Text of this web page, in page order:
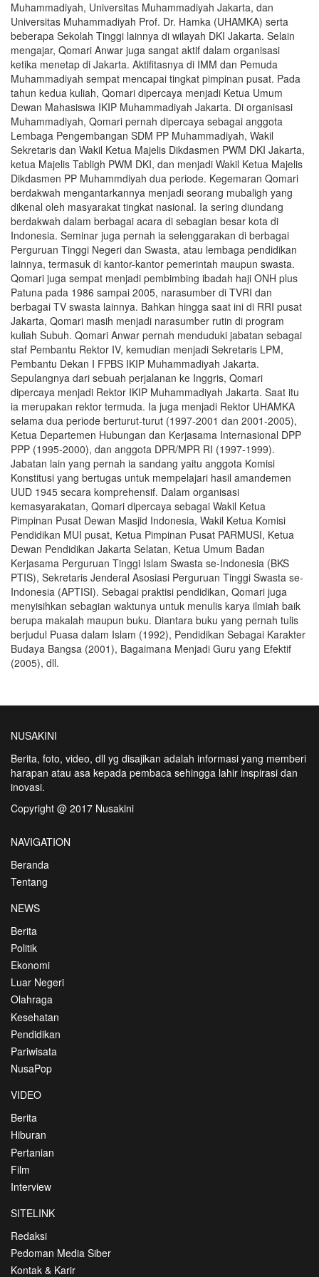
Muhammadiyah, Universitas Muhammadiyah Jakarta, dan
Universitas Muhammadiyah Prof. Dr. Hamka (UHAMKA) serta
beberapa Sekolah Tinggi lainnya di wilayah DKI Jakarta. Selain
mengajar, Qomari Anwar juga sangat aktif dalam organisasi
ketika menetap di Jakarta. Aktifitasnya di IMM dan Pemuda
Muhammadiyah sempat mencapai tingkat pimpinan pusat. Pada
tahun kedua kuliah, Qomari dipercaya menjadi Ketua Umum
Dewan Mahasiswa IKIP Muhammadiyah Jakarta. Di organisasi
Muhammadiyah, Qomari pernah dipercaya sebagai anggota
Lembaga Pengembangan SDM PP Muhammadiyah, Wakil
Sekretaris dan Wakil Ketua Majelis Dikdasmen PWM DKI Jakarta,
ketua Majelis Tabligh PWM DKI, dan menjadi Wakil Ketua Majelis
Dikdasmen PP Muhammdiyah dua periode. Kegemaran Qomari
berdakwah mengantarkannya menjadi seorang mubaligh yang
dikenal oleh masyarakat tingkat nasional. Ia sering diundang
berdakwah dalam berbagai acara di sebagian besar kota di
Indonesia. Seminar juga pernah ia selenggarakan di berbagai
Perguruan Tinggi Negeri dan Swasta, atau lembaga pendidikan
lainnya, termasuk di kantor-kantor pemerintah maupun swasta.
Qomari juga sempat menjadi pembimbing ibadah haji ONH plus
Patuna pada 1986 sampai 2005, narasumber di TVRI dan
berbagai TV swasta lainnya. Bahkan hingga saat ini di RRI pusat
Jakarta, Qomari masih menjadi narasumber rutin di program
kuliah Subuh. Qomari Anwar pernah menduduki jabatan sebagai
staf Pembantu Rektor IV, kemudian menjadi Sekretaris LPM,
Pembantu Dekan I FPBS IKIP Muhammadiyah Jakarta.
Sepulangnya dari sebuah perjalanan ke Inggris, Qomari
dipercaya menjadi Rektor IKIP Muhammadiyah Jakarta. Saat itu
ia merupakan rektor termuda. Ia juga menjadi Rektor UHAMKA
selama dua periode berturut-turut (1997-2001 dan 2001-2005),
Ketua Departemen Hubungan dan Kerjasama Internasional DPP
PPP (1995-2000), dan anggota DPR/MPR RI (1997-1999).
Jabatan lain yang pernah ia sandang yaitu anggota Komisi
Konstitusi yang bertugas untuk mempelajari hasil amandemen
UUD 1945 secara komprehensif. Dalam organisasi
kemasyarakatan, Qomari dipercaya sebagai Wakil Ketua
Pimpinan Pusat Dewan Masjid Indonesia, Wakil Ketua Komisi
Pendidikan MUI pusat, Ketua Pimpinan Pusat PARMUSI, Ketua
Dewan Pendidikan Jakarta Selatan, Ketua Umum Badan
Kerjasama Perguruan Tinggi Islam Swasta se-Indonesia (BKS
PTIS), Sekretaris Jenderal Asosiasi Perguruan Tinggi Swasta se-
Indonesia (APTISI). Sebagai praktisi pendidikan, Qomari juga
menyisihkan sebagian waktunya untuk menulis karya ilmiah baik
berupa makalah maupun buku. Diantara buku yang pernah tulis
berjudul Puasa dalam Islam (1992), Pendidikan Sebagai Karakter
Budaya Bangsa (2001), Bagaimana Menjadi Guru yang Efektif
(2005), dll.
NUSAKINI
Berita, foto, video, dll yg disajikan adalah informasi yang memberi
harapan atau asa kepada pembaca sehingga lahir inspirasi dan
inovasi.
Copyright @ 2017 Nusakini
NAVIGATION
Beranda
Tentang
NEWS
Berita
Politik
Ekonomi
Luar Negeri
Olahraga
Kesehatan
Pendidikan
Pariwisata
NusaPop
VIDEO
Berita
Hiburan
Pertanian
Film
Interview
SITELINK
Redaksi
Pedoman Media Siber
Kontak & Karir